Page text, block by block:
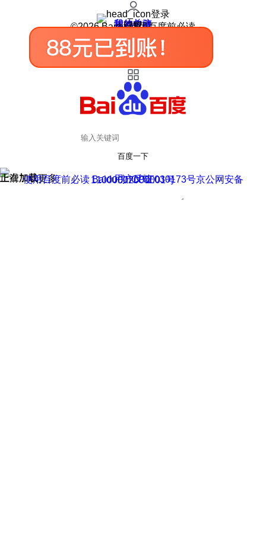
登录
我的关注
我的收藏
皮肤中心
用户反馈
设置
©2026 Baidu 使用百度前必读
百度一下
正在加载
上滑加载更多 用户反馈
使用百度前必读 Baidu 京ICP证030173号
京公网安备11000002000001号